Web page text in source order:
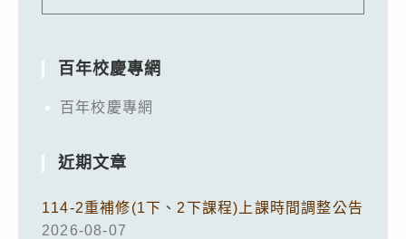
百年校慶專網
百年校慶專網
近期文章
114-2重補修(1下、2下課程)上課時間調整公告
2026-08-07